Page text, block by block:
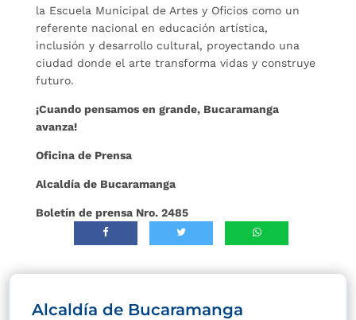
la Escuela Municipal de Artes y Oficios como un
referente nacional en educación artística,
inclusión y desarrollo cultural, proyectando una
ciudad donde el arte transforma vidas y construye
futuro.
¡Cuando pensamos en grande, Bucaramanga
avanza!
Oficina de Prensa
Alcaldía de Bucaramanga
Boletín de prensa Nro. 2485
Alcaldía de Bucaramanga